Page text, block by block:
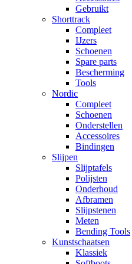
Gebruikt
Shorttrack
Compleet
IJzers
Schoenen
Spare parts
Bescherming
Tools
Nordic
Compleet
Schoenen
Onderstellen
Accessoires
Bindingen
Slijpen
Slijptafels
Polijsten
Onderhoud
Afbramen
Slijpstenen
Meten
Bending Tools
Kunstschaatsen
Klassiek